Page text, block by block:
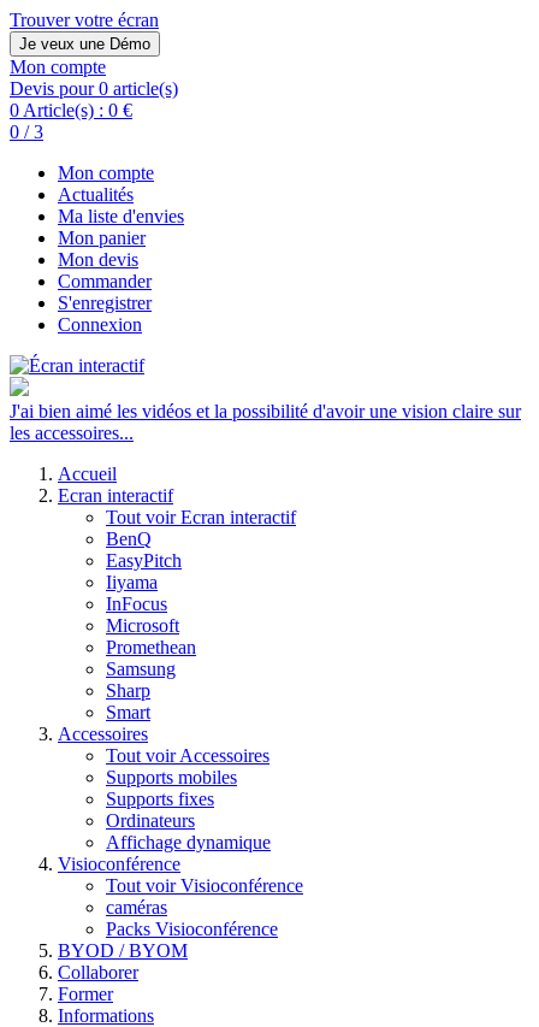
Trouver votre écran
Je veux une Démo
Mon compte
Devis pour 0 article(s)
0 Article(s) : 0 €
0 / 3
Mon compte
Actualités
Ma liste d'envies
Mon panier
Mon devis
Commander
S'enregistrer
Connexion
J'ai bien aimé les vidéos et la possibilité d'avoir une vision claire sur
les accessoires...
Accueil
Ecran interactif
Tout voir Ecran interactif
BenQ
EasyPitch
Iiyama
InFocus
Microsoft
Promethean
Samsung
Sharp
Smart
Accessoires
Tout voir Accessoires
Supports mobiles
Supports fixes
Ordinateurs
Affichage dynamique
Visioconférence
Tout voir Visioconférence
caméras
Packs Visioconférence
BYOD / BYOM
Collaborer
Former
Informations